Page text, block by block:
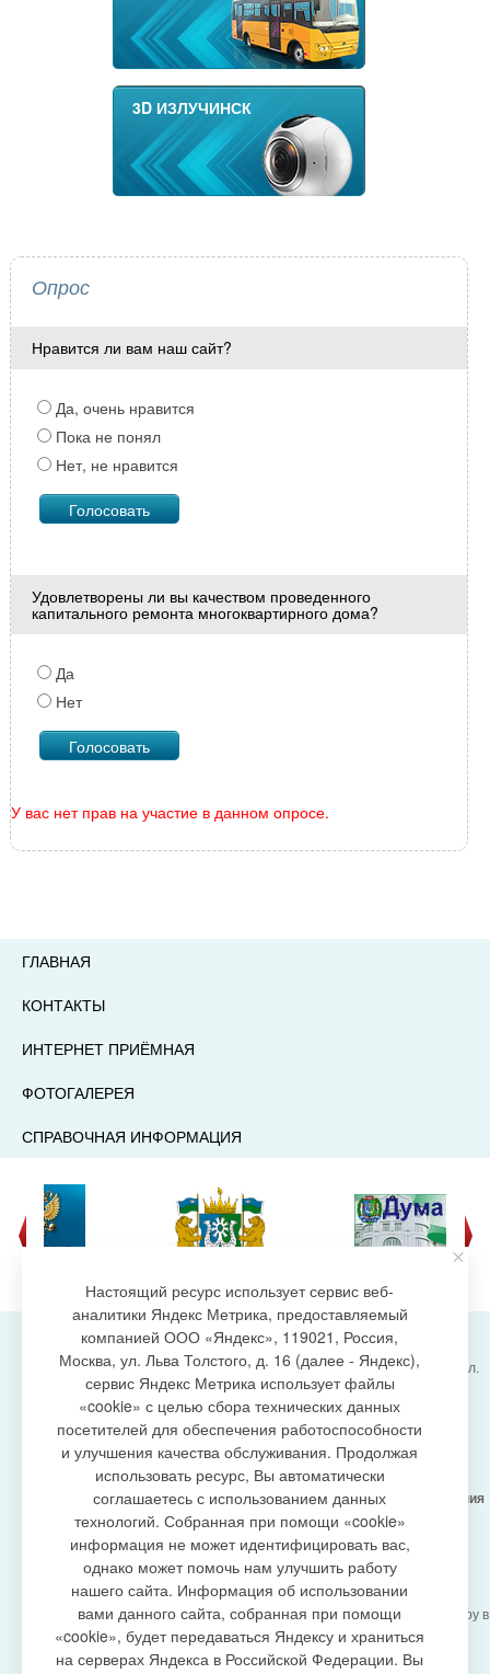
3D ИЗЛУЧИНСК
Опрос
Нравится ли вам наш сайт?
Да, очень нравится
Пока не понял
Нет, не нравится
Удовлетворены ли вы качеством проведенного
капитального ремонта многоквартирного дома?
Да
Нет
У вас нет прав на участие в данном опросе.
ГЛАВНАЯ
КОНТАКТЫ
ИНТЕРНЕТ ПРИЁМНАЯ
ФОТОГАЛЕРЕЯ
СПРАВОЧНАЯ ИНФОРМАЦИЯ
создание сайта
Администрация городского поселения Излучинск, ул.
Энергетиков, 6, пгт. Излучинск, Нижневартовский
район,
Ханты-Мансийский автономный округ-Югра
(Тюменская область), 628634
Сетевое изданиеhttps://www.gp-izluchinsk.ru
16+
Учредитель -Администрация городского поселения
Излучинск
Главный редактор - Бурич Денис Ярославович
Телефон/факс: (3466) 28-13-77 , e-mail:
admizl@rambler.ru
Сетевое изданиеhttps://www.gp-izluchinsk.ru
зарегистрировано Федеральной службой по надзору в
сфере связи,
информационных технологий и массовых
коммуникаций (Роскомнадзор), регистрационный
Настоящий ресурс использует сервис веб-
аналитики Яндекс Метрика, предоставляемый
компанией ООО «Яндекс», 119021, Россия,
Москва, ул. Льва Толстого, д. 16 (далее - Яндекс),
сервис Яндекс Метрика использует файлы
«cookie» с целью сбора технических данных
посетителей для обеспечения работоспособности
и улучшения качества обслуживания. Продолжая
использовать ресурс, Вы автоматически
соглашаетесь с использованием данных
технологий. Собранная при помощи «cookie»
информация не может идентифицировать вас,
однако может помочь нам улучшить работу
нашего сайта. Информация об использовании
вами данного сайта, собранная при помощи
«cookie», будет передаваться Яндексу и храниться
на серверах Яндекса в Российской Федерации. Вы